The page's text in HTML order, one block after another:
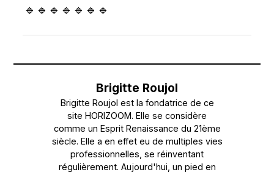
🔹🔹🔹🔹🔹🔹🔹
Brigitte Roujol
Brigitte Roujol est la fondatrice de ce
site HORIZOOM. Elle se considère
comme un Esprit Renaissance du 21ème
siècle. Elle a en effet eu de multiples vies
professionnelles, se réinventant
régulièrement. Aujourd'hui, un pied en